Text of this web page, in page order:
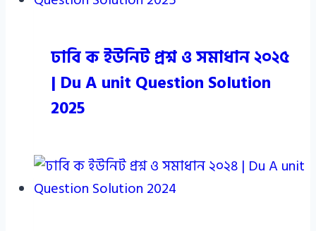
ঢাবি ক ইউনিট প্রশ্ন ও সমাধান ২০২৫
| Du A unit Question Solution
2025